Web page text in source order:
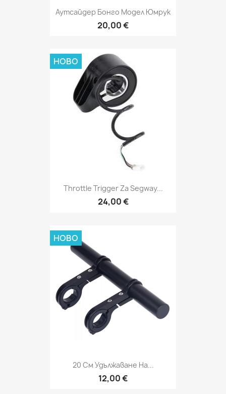
Аутсайдер Бонго Модел Юмрук
20,00 €
Throttle Trigger Za Segway...
24,00 €
НОВО
20 См Удължаване На...
12,00 €
НОВО